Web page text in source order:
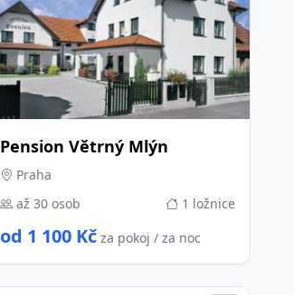
Pension Větrný Mlýn
Praha
až 30 osob
1 ložnice
od 1 100 Kč za pokoj / za noc